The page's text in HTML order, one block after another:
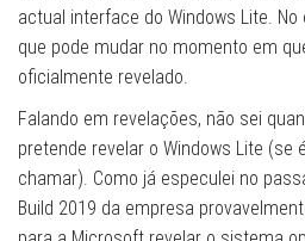
actual interface do Windows Lite.
que pode mudar no momento em
oficialmente revelado.
Falando em revelações, não sei
pretende revelar o Windows Lite (se
chamar). Como já especulei no
Build 2019 da empresa